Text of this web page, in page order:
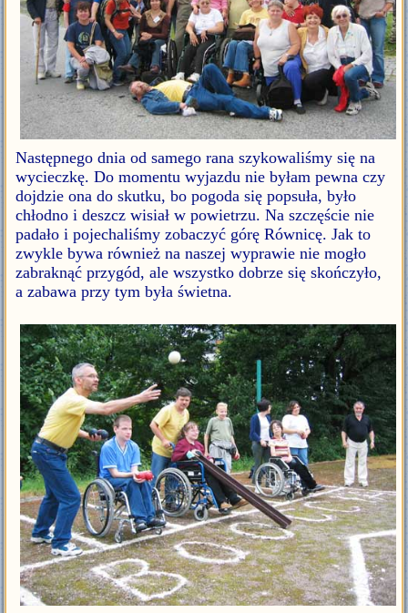
Następnego dnia od samego rana szykowaliśmy się na
wycieczkę. Do momentu wyjazdu nie byłam pewna czy
dojdzie ona do skutku, bo pogoda się popsuła, było
chłodno i deszcz wisiał w powietrzu. Na szczęście nie
padało i pojechaliśmy zobaczyć górę Równicę. Jak to
zwykle bywa również na naszej wyprawie nie mogło
zabraknąć przygód, ale wszystko dobrze się skończyło,
a zabawa przy tym była świetna.